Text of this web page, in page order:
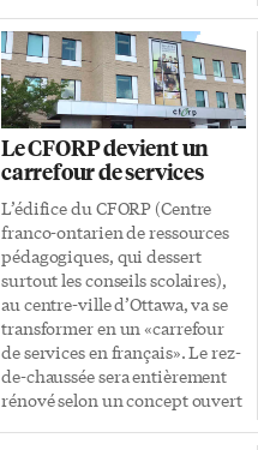
Montréal, Toronto (TTC) et
Vancouver. Ils ont découvert
que le volume de déplacements
offert annuellement par des
compagnies comme la TTC à
Toronto, s’avérerait le facteur
principal pour doper
l’achalandage. Plus ce volume
s’amoindrit — mesuré par le
nombre de kilomètres
parcourus par
véhicule — moins nombreux
sont les voyageurs. En d’autres
termes, résume la chercheuse
Geneviève Boisjoly, candidate
au doctorat à […]
Le CFORP devient un
carrefour de services
L’édifice du CFORP (Centre
franco-ontarien de ressources
pédagogiques, qui dessert
surtout les conseils scolaires),
au centre-ville d’Ottawa, va se
transformer en un «carrefour
de services en français». Le rez-
de-chaussée sera entièrement
rénové selon un concept ouvert